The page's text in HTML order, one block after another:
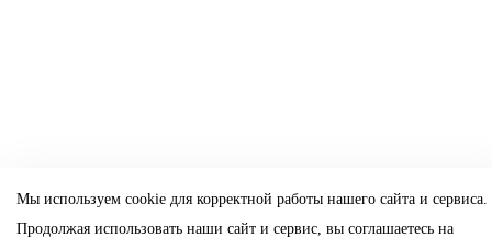
Мы используем cookie для корректной работы нашего сайта и сервиса.
Продолжая использовать наши сайт и сервис, вы соглашаетесь на